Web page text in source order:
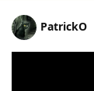
PatrickO